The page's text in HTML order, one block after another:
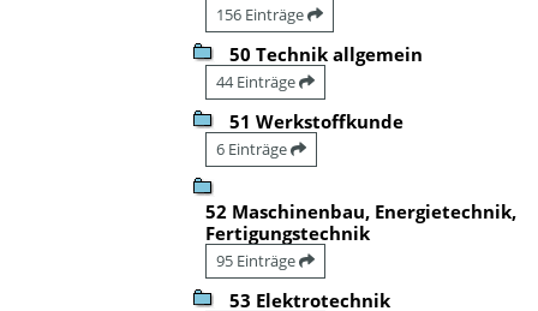
156 Einträge
50 Technik allgemein
44 Einträge
51 Werkstoffkunde
6 Einträge
52 Maschinenbau, Energietechnik,
Fertigungstechnik
95 Einträge
53 Elektrotechnik